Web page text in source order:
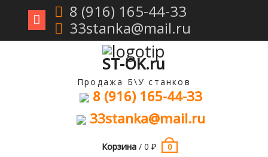
Перейти
8 (916) 165-44-33
33stanka@mail.ru
ST-OK.ru
Продажа Б\У станков
8 (916) 165-44-33
33stanka@mail.ru
Корзина/ 0 ₽ 0